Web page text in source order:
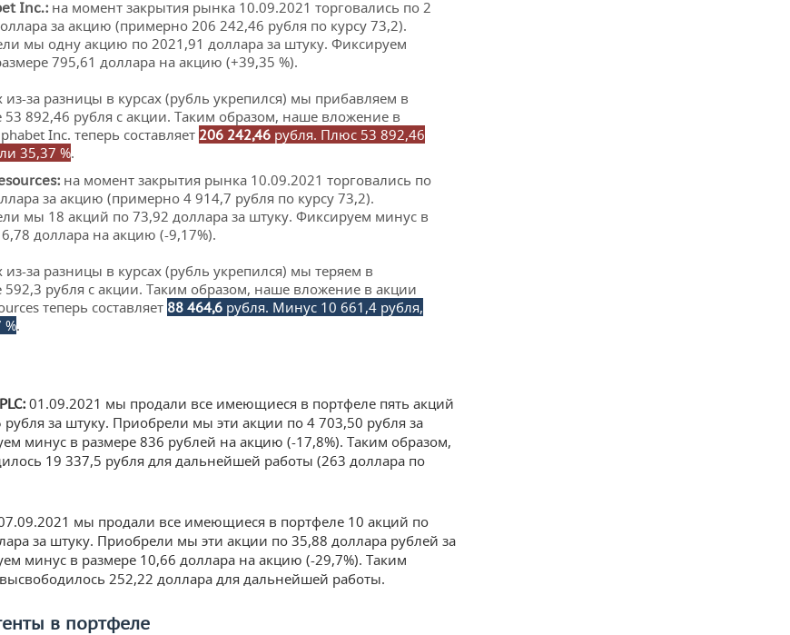
Inc.: на момент закрытия рынка 10.09.2021 торговались по 2
за акцию (примерно 206 242,46 рубля по курсу 73,2).
мы одну акцию по 2021,91 доллара за штуку. Фиксируем
795,61 доллара на акцию (+39,35 %).
из-за разницы в курсах (рубль укрепился) мы прибавляем в
53 892,46 рубля с акции. Таким образом, наше вложение в
Inc. теперь составляет 206 242,46 рубля. Плюс 53 892,46
35,37 %.
: на момент закрытия рынка 10.09.2021 торговались по
за акцию (примерно 4 914,7 рубля по курсу 73,2).
мы 18 акций по 73,92 доллара за штуку. Фиксируем минус в
доллара на акцию (-9,17%).
из-за разницы в курсах (рубль укрепился) мы теряем в
592,3 рубля с акции. Таким образом, наше вложение в акции
теперь составляет 88 464,6 рубля. Минус 10 661,4 рубля,
%.
PLC: 01.09.2021 мы продали все имеющиеся в портфеле пять акций
рубля за штуку. Приобрели мы эти акции по 4 703,50 рубля за
минус в размере 836 рублей на акцию (-17,8%). Таким образом,
19 337,5 рубля для дальнейшей работы (263 доллара по
мы продали все имеющиеся в портфеле 10 акций по
за штуку. Приобрели мы эти акции по 35,88 доллара рублей за
минус в размере 10,66 доллара на акцию (-29,7%). Таким
252,22 доллара для дальнейшей работы.
в портфеле